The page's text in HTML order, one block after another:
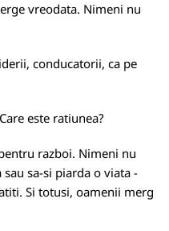
vreodata. Nimeni nu
conducatorii, ca pe
este ratiunea?
razboi. Nimeni nu
sa-si piarda o viata -
Si totusi, oamenii merg